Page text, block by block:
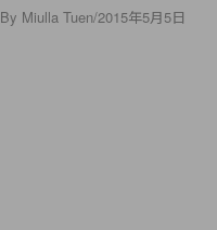
By Miulla Tuen/2015年5月5日